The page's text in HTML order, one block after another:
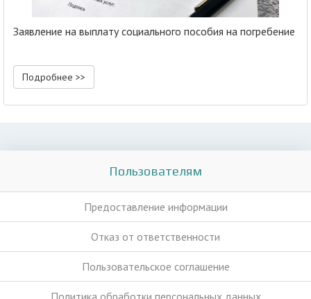
Заявление на выплату социального пособия на погребение
Подробнее >>
Пользователям
Предоставление информации
Отказ от ответственности
Пользовательское соглашение
Политика обработки персональных данных